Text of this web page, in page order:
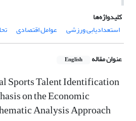
کلیدواژه‌ها
استعدادیابی ورزشی
عوامل اقتصادی
عنوان مقاله English
Sports Talent Identification
on the Economic
Analysis Approach